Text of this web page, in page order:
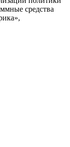
средства